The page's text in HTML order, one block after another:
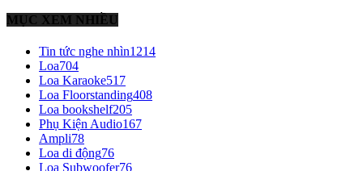
MỤC XEM NHIỀU
Tin tức nghe nhìn1214
Loa704
Loa Karaoke517
Loa Floorstanding408
Loa bookshelf205
Phụ Kiện Audio167
Ampli78
Loa di động76
Loa Subwoofer76